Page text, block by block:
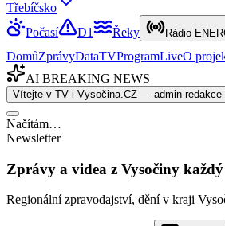
Třebíčsko
Počasí
D1 Řeky Rádio
DomůZprávyDataTVProgramLiveO
AI BREAKING NEWS
Vítejte v TV i-Vysočina.CZ — admin redakce
Načítám…
Newsletter
Zprávy a videa z Vysočiny
Regionální zpravodajství, dění v kraji